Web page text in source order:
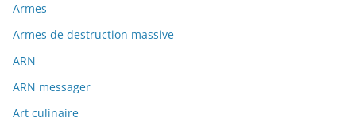
Armes
Armes de destruction massive
ARN
ARN messager
Art culinaire